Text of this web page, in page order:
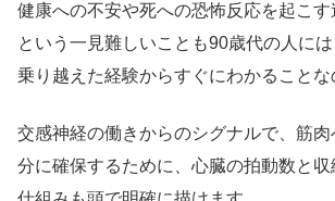
健康への不安や死への恐怖反応を起こす
という一見難しいことも90歳代の人に
乗り越えた経験からすぐにわかることな
交感神経の働きからのシグナルで、筋
分に確保するために、心臓の拍動数と